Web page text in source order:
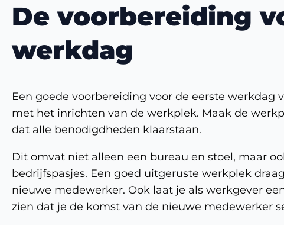
De voorbereiding
werkdag
Een goede voorbereiding voor de eerste
met het inrichten van de werkplek. Maak de
dat alle benodigdheden klaarstaan.
Dit omvat niet alleen een bureau en stoel, maar
bedrijfspasjes. Een goed uitgeruste werkplek
nieuwe medewerker. Ook laat je als werkgever
zien dat je de komst van de nieuwe medewerker